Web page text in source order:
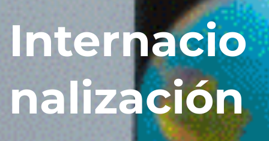
Internacio
nalización